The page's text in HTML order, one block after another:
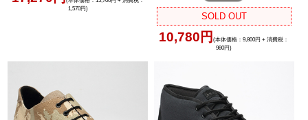
1,570円)
SOLD OUT
10,780円(本体価格：9,800円 + 消費税：
980円)